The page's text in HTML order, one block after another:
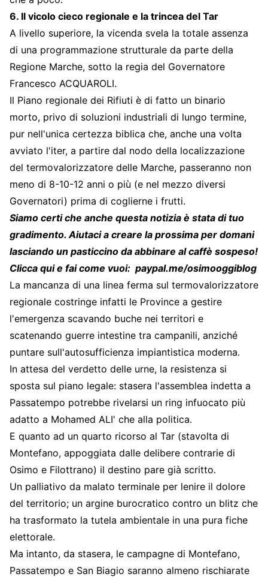
6. Il vicolo cieco regionale e la trincea del Tar
A livello superiore, la vicenda svela la totale assenza
di una programmazione strutturale da parte della
Regione Marche, sotto la regia del Governatore
Francesco ACQUAROLI.
Il Piano regionale dei Rifiuti è di fatto un binario
morto, privo di soluzioni industriali di lungo termine,
pur nell'unica certezza biblica che, anche una volta
avviato l'iter, a partire dal nodo della localizzazione
del termovalorizzatore delle Marche, passeranno non
meno di 8-10-12 anni o più (e nel mezzo diversi
Governatori) prima di coglierne i frutti.
Siamo certi che anche questa notizia è stata di tuo
gradimento. Aiutaci a creare la prossima per domani
lasciando un pasticcino da abbinare al caffè sospeso!
Clicca qui e fai come vuoi: paypal.me/osimooggiblog
La mancanza di una linea ferma sul termovalorizzatore
regionale costringe infatti le Province a gestire
l'emergenza scavando buche nei territori e
scatenando guerre intestine tra campanili, anziché
puntare sull'autosufficienza impiantistica moderna.
In attesa del verdetto delle urne, la resistenza si
sposta sul piano legale: stasera l'assemblea indetta a
Passatempo potrebbe rivelarsi un ring infuocato più
adatto a Mohamed ALI' che alla politica.
E quanto ad un quarto ricorso al Tar (stavolta di
Montefano, appoggiata dalle delibere contrarie di
Osimo e Filottrano) il destino pare già scritto.
Un palliativo da malato terminale per lenire il dolore
del territorio; un argine burocratico contro un blitz che
ha trasformato la tutela ambientale in una pura fiche
elettorale.
Ma intanto, da stasera, le campagne di Montefano,
Passatempo e San Biagio saranno almeno rischiarate